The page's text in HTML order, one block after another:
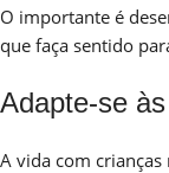
O importante é
que faça sentido
Adapte-se
A vida com